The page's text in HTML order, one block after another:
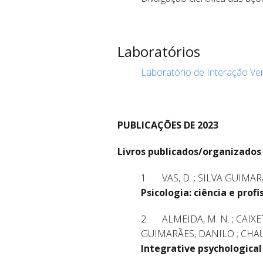
Laboratórios
Laboratório de Interação
PUBLICAÇÕES DE 2023
Livros publicados/organizados
1. VAS, D. ; SILVA
Psicologia: ciência e
2. ALMEIDA, M. N. ;
GUIMARÃES, DANILO ;
Integrative